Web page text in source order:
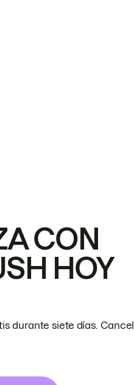
CON
HOY
durante siete días.